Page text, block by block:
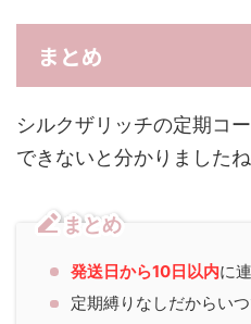
まとめ
シルクザリッチの定期コ
できないと分かりましたね
まとめ
発送日から10日以内に
定期縛りなしだからい